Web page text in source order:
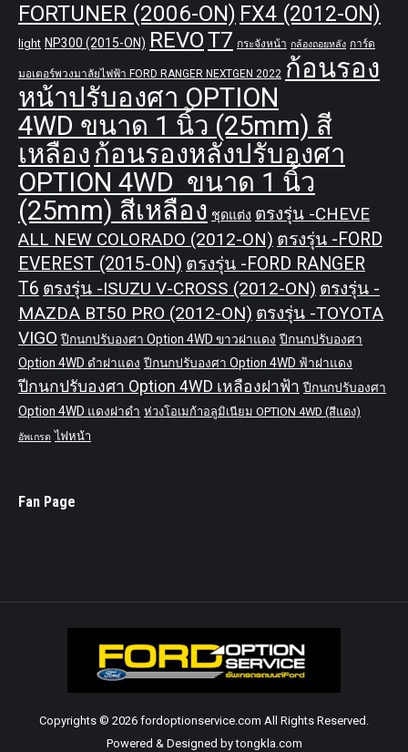
FORTUNER (2006-ON) FX4 (2012-ON)
light NP300 (2015-ON) REVOT7 กระจังหน้า กล้องถอยหลัง การ์ด
มอเตอร์พวงมาลัยไฟฟ้า FORD RANGER NEXTGEN 2022 ก้อนรอง
หน้าปรับองศา OPTION
4WD ขนาด 1 นิ้ว (25mm) สี
เหลือง ก้อนรองหลังปรับองศา
OPTION 4WD ขนาด 1 นิ้ว
(25mm) สีเหลือง ชุดแต่ง ตรงรุ่น -CHEVE
ALL NEW COLORADO (2012-ON) ตรงรุ่น -FORD
EVEREST (2015-ON) ตรงรุ่น -FORD RANGER
T6 ตรงรุ่น -ISUZU V-CROSS (2012-ON) ตรงรุ่น -
MAZDA BT50 PRO (2012-ON) ตรงรุ่น -TOYOTA
VIGO ปีกนกปรับองศา Option 4WD ขาวฝาแดง ปีกนกปรับองศา
Option 4WD ดำฝาแดง ปีกนกปรับองศา Option 4WD ฟ้าฝาแดง
ปีกนกปรับองศา Option 4WD เหลืองฝาฟ้า ปีกนกปรับองศา
Option 4WD แดงฝาดำ ห่วงโอเมก้าอลูมิเนียม OPTION 4WD (สีแดง)
อัพเกรด ไฟหน้า
Fan Page
Copyrights © 2026 fordoptionservice.com All Rights Reserved.
Powered & Designed by tongkla.com